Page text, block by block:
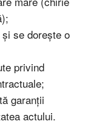
se dorește o
privind
garanții
actului.